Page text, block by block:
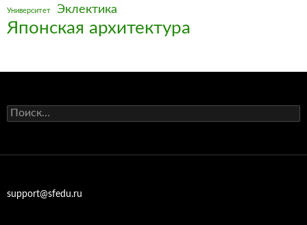
Университет Эклектика
Японская архитектура
Найти:
support@sfedu.ru